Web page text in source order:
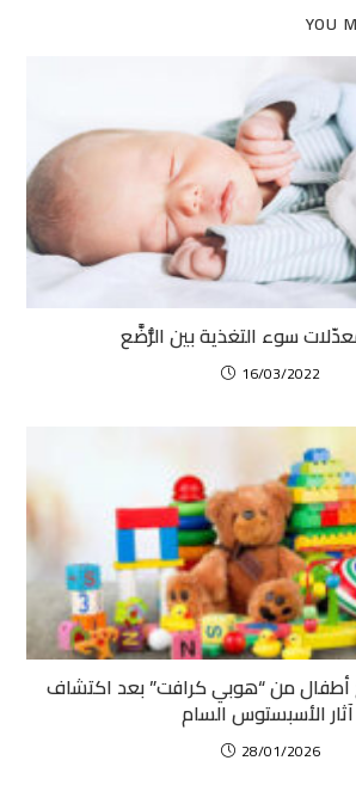
YOU
سوء التغذية بين الرُّضَّع
16/03/2022
من “هوبي كرافت” بعد اكتشاف
آثار الأسبستوس السام
28/01/2026